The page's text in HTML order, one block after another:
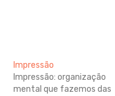
Impressão
Impressão: organização
mental que fazemos das